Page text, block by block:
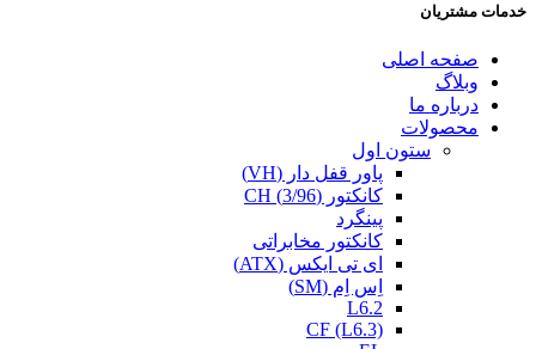
خدمات مشتریان
صفحه اصلی
وبلاگ
درباره ما
محصولات
ستون اول
پاور قفل دار (VH)
کانکتور (3/96) CH
پینگرد
کانکتور مخابراتی
ای تی ایکس (ATX)
اِس اِم (SM)
L6.2
CF (L6.3)